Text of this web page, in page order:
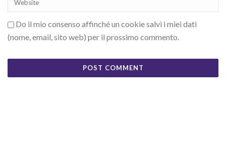
Do il mio consenso affinché un cookie salvi i miei dati
(nome, email, sito web) per il prossimo commento.